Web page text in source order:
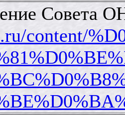
Совета
content/